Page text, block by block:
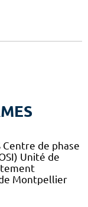
Centre de phase
Unité de
de Montpellier